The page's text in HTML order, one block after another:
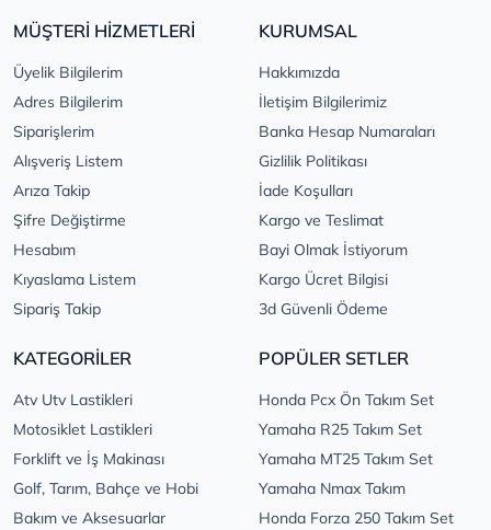
MÜŞTERİ HİZMETLERİ
Üyelik Bilgilerim
Adres Bilgilerim
Siparişlerim
Alışveriş Listem
Arıza Takip
Şifre Değiştirme
Hesabım
Kıyaslama Listem
Sipariş Takip
KURUMSAL
Hakkımızda
İletişim Bilgilerimiz
Banka Hesap Numaraları
Gizlilik Politikası
İade Koşulları
Kargo ve Teslimat
Bayi Olmak İstiyorum
Kargo Ücret Bilgisi
3d Güvenli Ödeme
KATEGORİLER
Atv Utv Lastikleri
Motosiklet Lastikleri
Forklift ve İş Makinası
Golf, Tarım, Bahçe ve Hobi
Bakım ve Aksesuarlar
POPÜLER SETLER
Honda Pcx Ön Takım Set
Yamaha R25 Takım Set
Yamaha MT25 Takım Set
Yamaha Nmax Takım
Honda Forza 250 Takım Set